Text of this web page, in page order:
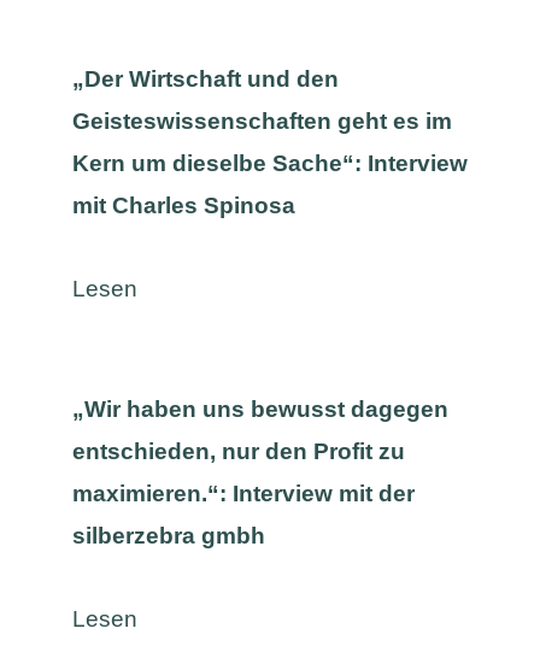
„Der Wirtschaft und den
Geisteswissenschaften geht es im
Kern um dieselbe Sache“: Interview
mit Charles Spinosa
Lesen
„Wir haben uns bewusst dagegen
entschieden, nur den Profit zu
maximieren.“: Interview mit der
silberzebra gmbh
Lesen